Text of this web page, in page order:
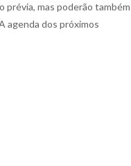
prévia, mas poderão também
agenda dos próximos